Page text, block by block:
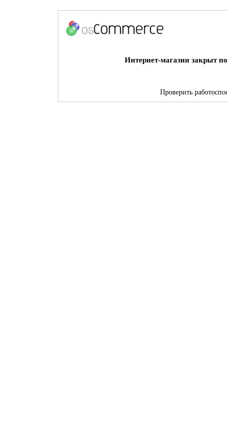
Интернет-магазин закрыт
Проверить